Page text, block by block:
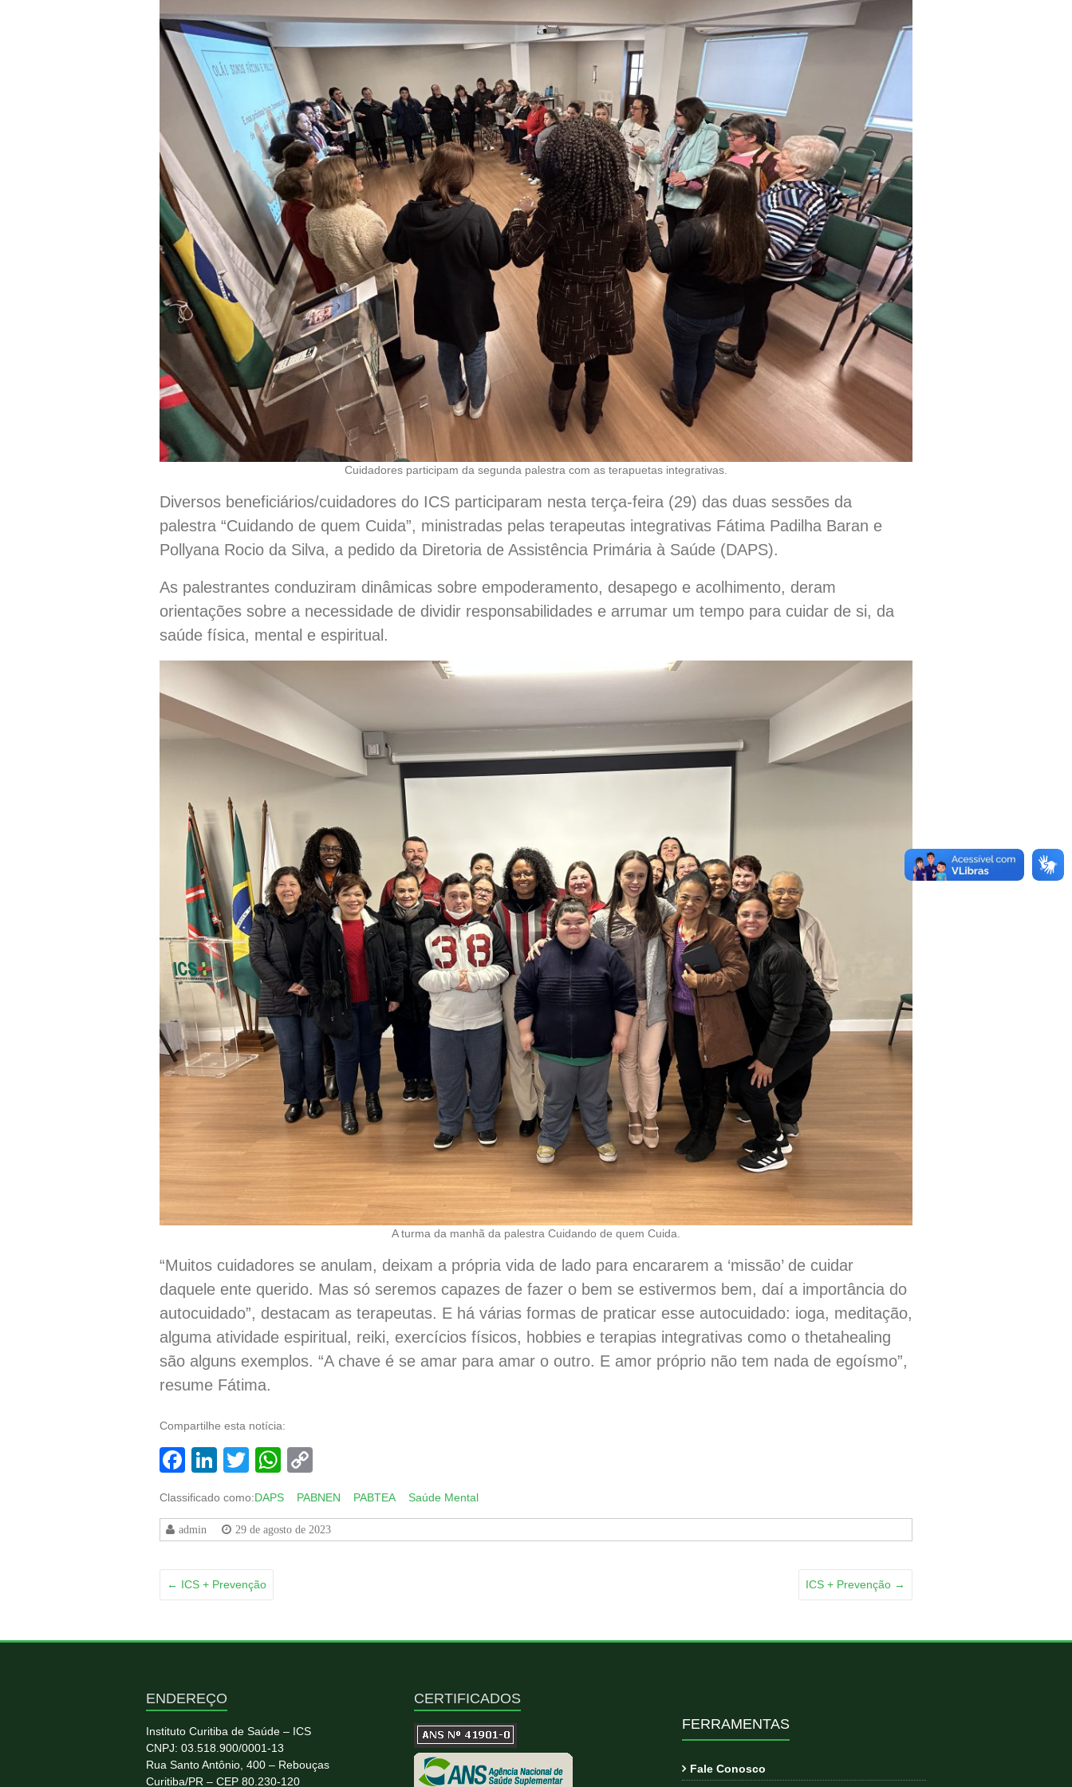
Cuidadores participam da segunda palestra com as terapuetas integrativas.
Diversos beneficiários/cuidadores do ICS participaram nesta terça-feira (29) das duas sessões da
palestra “Cuidando de quem Cuida”, ministradas pelas terapeutas integrativas Fátima Padilha Baran e
Pollyana Rocio da Silva, a pedido da Diretoria de Assistência Primária à Saúde (DAPS).
As palestrantes conduziram dinâmicas sobre empoderamento, desapego e acolhimento, deram
orientações sobre a necessidade de dividir responsabilidades e arrumar um tempo para cuidar de si, da
saúde física, mental e espiritual.
A turma da manhã da palestra Cuidando de quem Cuida.
“Muitos cuidadores se anulam, deixam a própria vida de lado para encararem a ‘missão’ de cuidar
daquele ente querido. Mas só seremos capazes de fazer o bem se estivermos bem, daí a importância do
autocuidado”, destacam as terapeutas. E há várias formas de praticar esse autocuidado: ioga, meditação,
alguma atividade espiritual, reiki, exercícios físicos, hobbies e terapias integrativas como o thetahealing
são alguns exemplos. “A chave é se amar para amar o outro. E amor próprio não tem nada de egoísmo”,
resume Fátima.
Compartilhe esta notícia:
Facebook
LinkedIn
TwitterWhatsApp
Classificado como:DAPS PABNEN PABTEA Saúde Mental
admin 29 de agosto de 2023
← ICS + Prevenção ICS + Prevenção →
ENDEREÇO
Instituto Curitiba de Saúde – ICS
CNPJ: 03.518.900/0001-13
Rua Santo Antônio, 400 – Rebouças
Curitiba/PR – CEP 80.230-120
CERTIFICADOS
FERRAMENTAS
Fale Conosco